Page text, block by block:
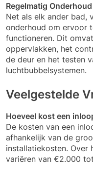
Regelmatig Onderhoud
Net als elk ander bad,
onderhoud om ervoor
functioneren. Dit
oppervlakken, het
de deur en het testen
luchtbubbelsystemen.
Veelgestelde
Hoeveel kost een
De kosten van een
afhankelijk van de
installatiekosten. Over
variëren van €2.000